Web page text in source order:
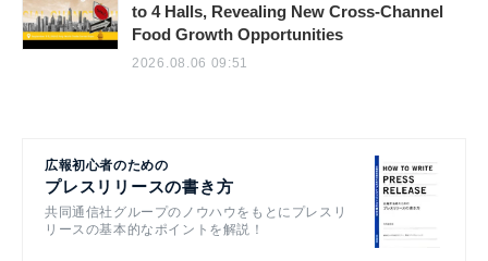
to 4 Halls, Revealing New Cross-Channel
Food Growth Opportunities
2026.08.06 09:51
広報初心者のための
プレスリリースの書き方
共同通信社グループのノウハウをもとにプレスリ
リースの基本的なポイントを解説！